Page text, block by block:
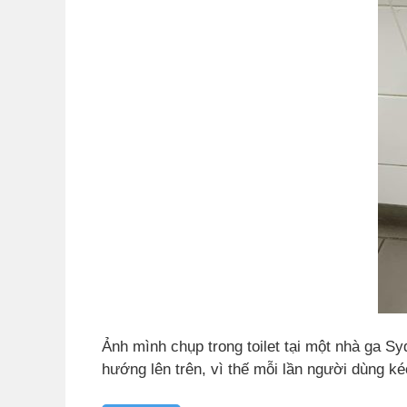
Ảnh mình chụp trong toilet tại một nhà ga
hướng lên trên, vì thế mỗi lần người dùng